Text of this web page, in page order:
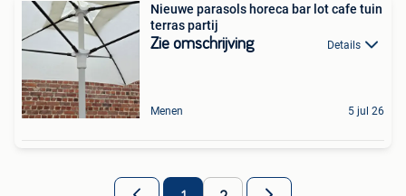
Nieuwe parasols horeca bar lot cafe tuin
terras partij
Zie omschrijving Details
Menen 5 jul 26